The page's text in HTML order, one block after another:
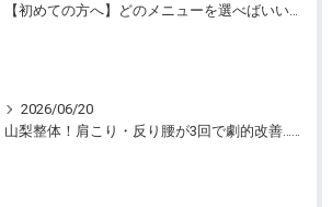
【初めての方へ】どのメニューを選べばいいのか迷っていませんか？
2026/06/20